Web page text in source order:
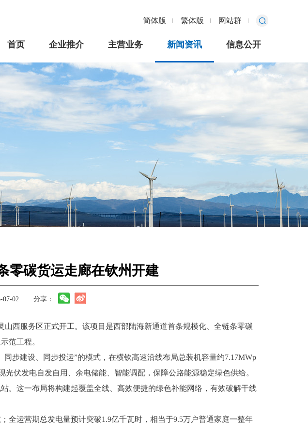
简体版 繁体版 网站群
首页 企业推介 主营业务 新闻资讯 信息公开
零碳货运走廊在钦州开建
07-02 分享：
西服务区正式开工。该项目是西部陆海新通道首条规模化、全链条零碳
范工程。
步建设、同步投运”的模式，在横钦高速沿线布局总装机容量约7.17MWp
伏发电自发自用、余电储能、智能调配，保障公路能源稳定绿色供给。
。这一布局将构建起覆盖全线、高效便捷的绿色补能网络，有效破解干线
全运营期总发电量预计突破1.9亿千瓦时，相当于9.5万户普通家庭一整年